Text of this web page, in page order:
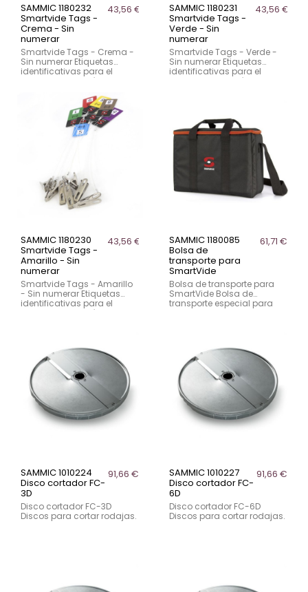
SAMMIC 1180232
Smartvide Tags -
Crema - Sin
numerar
43,56 €
Smartvide Tags - Crema -
Sin numerar Etiquetas
identificativas para el
sistema de gestión de
SAMMIC 1180231
Smartvide Tags -
Verde - Sin
numerar
43,56 €
Smartvide Tags - Verde -
Sin numerar Etiquetas
identificativas para el
sistema de gestión de
SAMMIC 1180230
Smartvide Tags -
Amarillo - Sin
numerar
43,56 €
Smartvide Tags - Amarillo
- Sin numerar Etiquetas
identificativas para el
sistema de gestión de
SAMMIC 1180085
Bolsa de
transporte para
SmartVide
61,71 €
Bolsa de transporte para
SmartVide Bolsa de
transporte especial para
SAMMIC 1010224
Disco cortador FC-
3D
91,66 €
Disco cortador FC-3D
Discos para cortar rodajas.
SAMMIC 1010227
Disco cortador FC-
6D
91,66 €
Disco cortador FC-6D
Discos para cortar rodajas.